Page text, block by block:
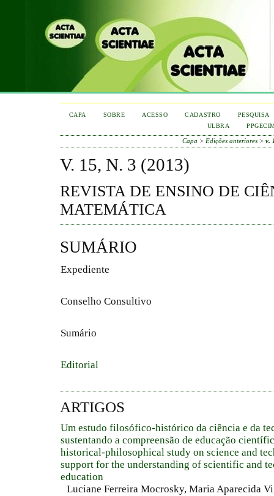
CAPA SOBRE ACESSO CADASTRO
PESQUISA
ULBRA
Capa > Edições anteriores> v.
V. 15, N. 3 (2013)
REVISTA DE ENSINO DE
MATEMÁTICA
SUMÁRIO
Expediente
Conselho Consultivo
Sumário
Editorial
ARTIGOS
Um estudo filosófico-histórico da ciência e da
sustentando a compreensão de educação
historical-philosophical study on science and
support for the understanding of scientific and
education
Luciane Ferreira Mocrosky, Maria Aparecida